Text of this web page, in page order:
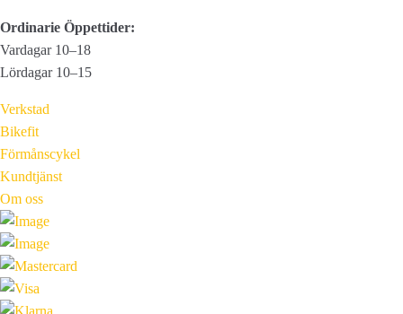
Ordinarie Öppettider:
Vardagar 10–18
Lördagar 10–15
Verkstad
Bikefit
Förmånscykel
Kundtjänst
Om oss